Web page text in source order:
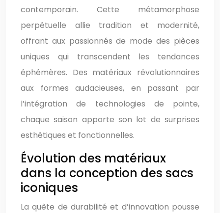
contemporain. Cette métamorphose
perpétuelle allie tradition et modernité,
offrant aux passionnés de mode des pièces
uniques qui transcendent les tendances
éphémères. Des matériaux révolutionnaires
aux formes audacieuses, en passant par
l’intégration de technologies de pointe,
chaque saison apporte son lot de surprises
esthétiques et fonctionnelles.
Évolution des matériaux
dans la conception des sacs
iconiques
La quête de durabilité et d’innovation pousse